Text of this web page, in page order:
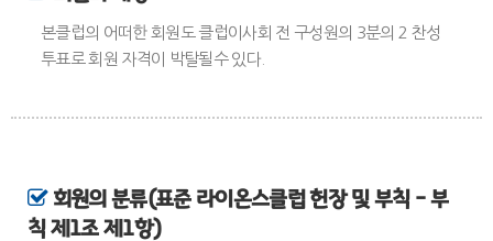
본클럽의 어떠한 회원도 클럽이사회 전 구성원의 3분의 2 찬성
투표로 회원 자격이 박탈될수 있다.
회원의 분류(표준 라이온스클럽 헌장 및 부칙 - 부
칙 제1조 제1항)